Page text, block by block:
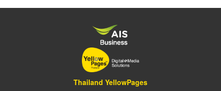
Thailand YellowPages